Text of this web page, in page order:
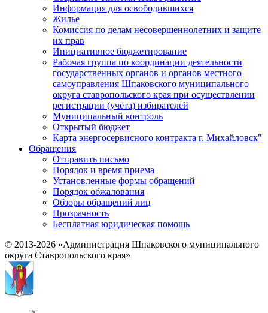
Информация для освободившихся
Жилье
Комиссия по делам несовершеннолетних и защите
их прав
Инициативное бюджетирование
Рабочая группа по координации деятельности
государственных органов и органов местного
самоуправления Шпаковского муниципального
округа ставропольского края при осуществлении
регистрации (учёта) избирателей
Муниципальный контроль
Открытый бюджет
Карта энергосервисного контракта г. Михайловск"
Обращения
Отправить письмо
Порядок и время приема
Установленные формы обращений
Порядок обжалования
Обзоры обращений лиц
Прозрачность
Бесплатная юридическая помощь
© 2013-2026 «Администрация Шпаковского муниципального
округа Ставропольского края»